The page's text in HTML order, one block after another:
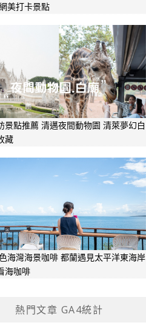
美打卡景點
景點推薦 清邁夜間動物園 清萊夢幻白
藏
海灣海景咖啡 都蘭遇見太平洋東海岸
海咖啡
熱門文章 GA4統計